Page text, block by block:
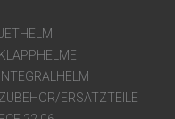
KLAPPHELME
INTEGRALHELM
ZUBEHÖR/ERSATZTEILE